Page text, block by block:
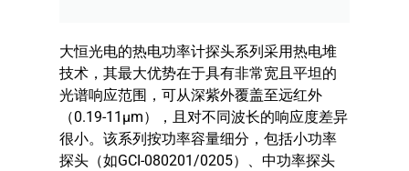
大恒光电的热电功率计探头系列采用热电堆
技术，其最大优势在于具有非常宽且平坦的
光谱响应范围，可从深紫外覆盖至远红外
（0.19-11μm），且对不同波长的响应度差异
很小。该系列按功率容量细分，包括小功率
探头（如GCI-080201/0205）、中功率探头